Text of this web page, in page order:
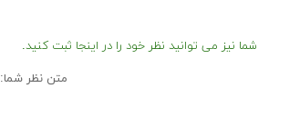
شما نیز می توانید نظر خود را در اینجا ثبت کنید.
متن نظر شما: